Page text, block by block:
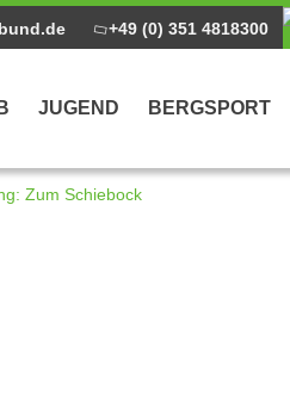
+49 (0) 351 4818300
JUGEND BERGSPORT
Zum Schiebock